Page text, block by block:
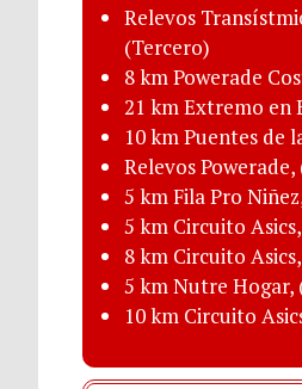
Relevos
(Tercero)
8 km Powerade
21 km Extremo en
10 km Puentes de
Relevos
5 km Fila Pro
5 km Circuito
8 km Circuito
5 km Nutre Hogar,
10 km Circuito